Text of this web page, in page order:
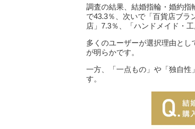
調査の結果、結婚指輪・婚約指
で43.3％、次いで「百貨店ブラ
店」7.3％、「ハンドメイド・
多くのユーザーが選択理由と
が明らかです。
一方、「一点もの」や「独自性
す。